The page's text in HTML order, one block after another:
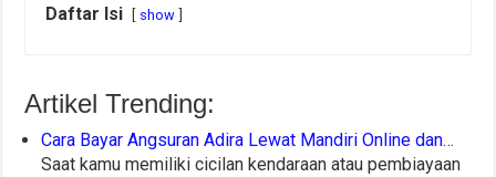
Daftar Isi show
Artikel Trending:
Cara Bayar Angsuran Adira Lewat Mandiri Online dan…
Saat kamu memiliki cicilan kendaraan atau pembiayaan